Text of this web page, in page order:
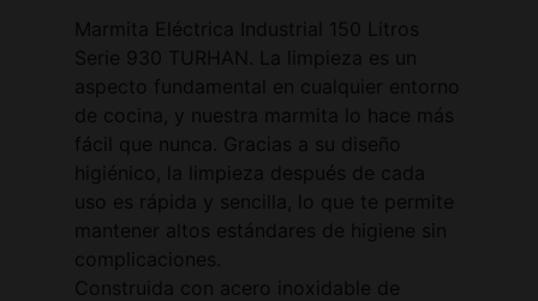
Marmita Eléctrica Industrial 150 Litros
Serie 930 TURHAN. La limpieza es un
aspecto fundamental en cualquier entorno
de cocina, y nuestra marmita lo hace más
fácil que nunca. Gracias a su diseño
higiénico, la limpieza después de cada
uso es rápida y sencilla, lo que te permite
mantener altos estándares de higiene sin
complicaciones.
Construida con acero inoxidable de